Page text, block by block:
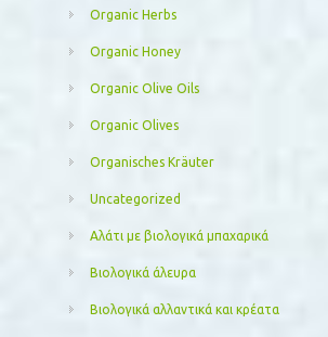
Organic Herbs
Organic Honey
Organic Olive Oils
Organic Olives
Organisches Kräuter
Uncategorized
Αλάτι με βιολογικά μπαχαρικά
Βιολογικά άλευρα
Βιολογικά αλλαντικά και κρέατα